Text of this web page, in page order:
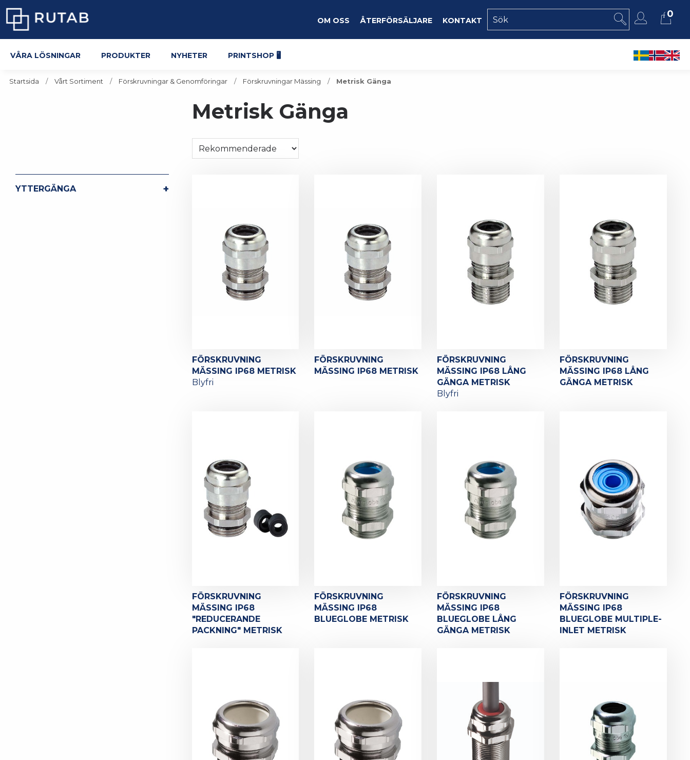
Om oss Återförsäljare Kontakt 0
Våra lösningar Produkter Nyheter Printshop 🖥️
Startsida Vårt Sortiment Förskruvningar & Genomföringar Förskruvningar Mässing Metrisk Gänga
YTTERGÄNGA +
Metrisk Gänga
FÖRSKRUVNING
MÄSSING IP68 METRISK
Blyfri
FÖRSKRUVNING
MÄSSING IP68 METRISK
FÖRSKRUVNING
MÄSSING IP68 LÅNG
GÄNGA METRISK
Blyfri
FÖRSKRUVNING
MÄSSING IP68 LÅNG
GÄNGA METRISK
FÖRSKRUVNING
MÄSSING IP68
"REDUCERANDE
PACKNING" METRISK
FÖRSKRUVNING
MÄSSING IP68
BLUEGLOBE METRISK
FÖRSKRUVNING
MÄSSING IP68
BLUEGLOBE LÅNG
GÄNGA METRISK
FÖRSKRUVNING
MÄSSING IP68
BLUEGLOBE MULTIPLE-
INLET METRISK